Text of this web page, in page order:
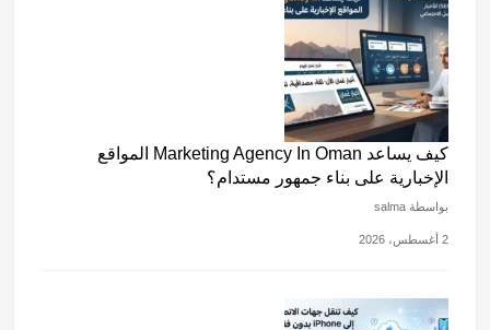
كيف يساعد Marketing Agency In Oman المواقع
الإخبارية على بناء جمهور مستدام؟
بواسطة salma
2 أغسطس، 2026